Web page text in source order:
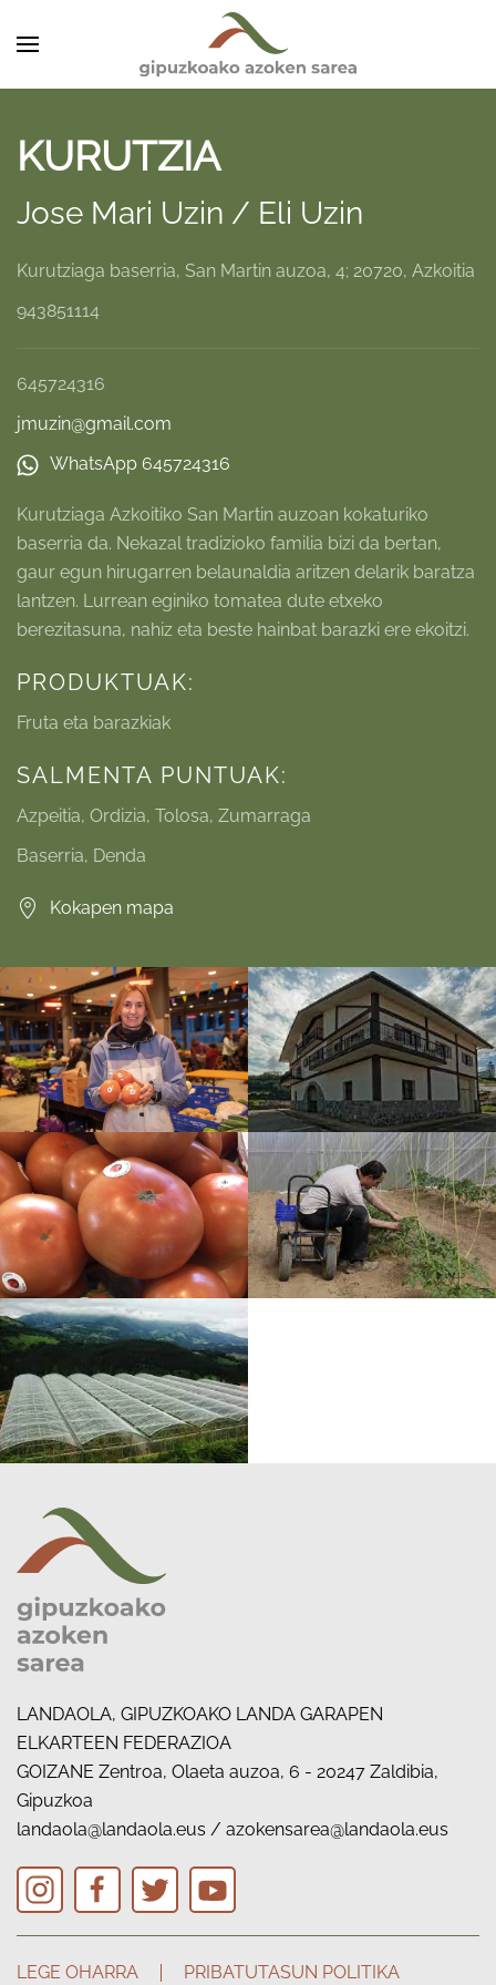
KURUTZIA
Jose Mari Uzin / Eli Uzin
Kurutziaga baserria, San Martin auzoa, 4; 20720, Azkoitia
943851114
645724316
jmuzin@gmail.com
WhatsApp 645724316
Kurutziaga Azkoitiko San Martin auzoan kokaturiko
baserria da. Nekazal tradizioko familia bizi da bertan,
gaur egun hirugarren belaunaldia aritzen delarik baratza
lantzen. Lurrean eginiko tomatea dute etxeko
berezitasuna, nahiz eta beste hainbat barazki ere ekoitzi.
PRODUKTUAK:
Fruta eta barazkiak
SALMENTA PUNTUAK:
Azpeitia, Ordizia, Tolosa, Zumarraga
Baserria, Denda
Kokapen mapa
LANDAOLA, GIPUZKOAKO LANDA GARAPEN
ELKARTEEN FEDERAZIOA
GOIZANE Zentroa, Olaeta auzoa, 6 - 20247 Zaldibia,
Gipuzkoa
landaola@landaola.eus / azokensarea@landaola.eus
LEGE OHARRA PRIBATUTASUN POLITIKA